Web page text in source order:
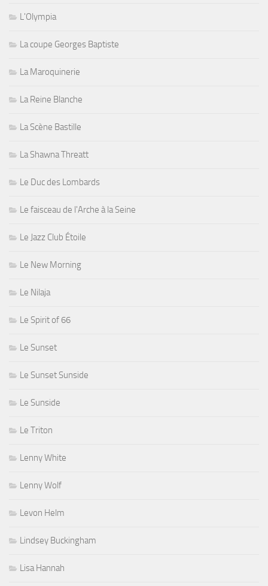
L'Olympia
La coupe Georges Baptiste
La Maroquinerie
La Reine Blanche
La Scène Bastille
La Shawna Threatt
Le Duc des Lombards
Le faisceau de l'Arche à la Seine
Le Jazz Club Étoile
Le New Morning
Le Nilaja
Le Spirit of 66
Le Sunset
Le Sunset Sunside
Le Sunside
Le Triton
Lenny White
Lenny Wolf
Levon Helm
Lindsey Buckingham
Lisa Hannah